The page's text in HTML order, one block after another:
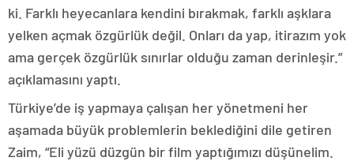
ki. Farklı heyecanlara kendini bırakmak, farklı aşklara
yelken açmak özgürlük değil. Onları da yap, itirazım yok
ama gerçek özgürlük sınırlar olduğu zaman derinleşir.”
açıklamasını yaptı.
Türkiye’de iş yapmaya çalışan her yönetmeni her
aşamada büyük problemlerin beklediğini dile getiren
Zaim, “Eli yüzü düzgün bir film yaptığımızı düşünelim.